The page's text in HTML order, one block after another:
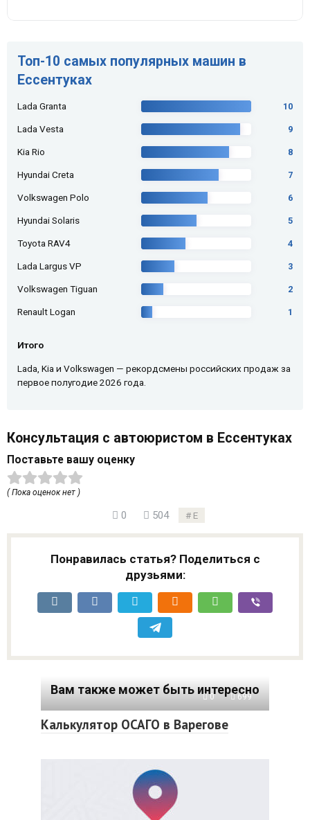
Топ-10 самых популярных машин в
Ессентуках
Lada Granta 10
Lada Vesta 9
Kia Rio 8
Hyundai Creta 7
Volkswagen Polo 6
Hyundai Solaris 5
Toyota RAV4 4
Lada Largus VP 3
Volkswagen Tiguan 2
Renault Logan 1
Итого
Lada, Kia и Volkswagen — рекордсмены российских продаж за
первое полугодие 2026 года.
Консультация с автоюристом в Ессентуках
Поставьте вашу оценку
( Пока оценок нет )
0 504 Е
Понравилась статья? Поделиться с
друзьями:
Вам также может быть интересно
0 699
Калькулятор ОСАГО в Варегове